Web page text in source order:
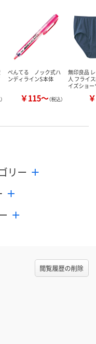
カゴへ
数量
カ
ぺんてる ノック式ハ
ンディラインS本体
￥115～（税込）
無印良品
人 フライ
イズショ
リー
閲覧履歴の削除